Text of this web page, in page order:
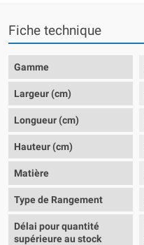
Fiche technique
Gamme
Largeur (cm)
Longueur (cm)
Hauteur (cm)
Matière
Type de Rangement
Délai pour quantité
supérieure au stock